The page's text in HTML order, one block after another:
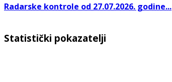
Radarske kontrole od 27.07.2026. godine...
Statistički pokazatelji